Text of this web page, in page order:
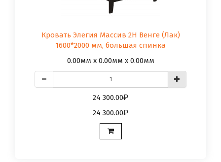
Кровать Элегия Массив 2Н Венге (Лак)
1600*2000 мм, большая спинка
0.00мм x 0.00мм x 0.00мм
24 300.00
24 300.00